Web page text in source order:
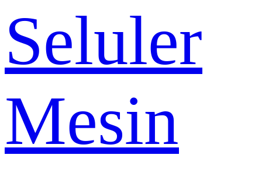
Seluler
Mesin